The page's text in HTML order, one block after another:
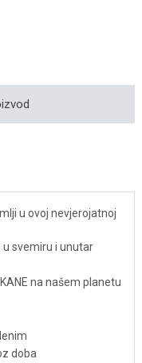
u ovoj nevjerojatnoj
svemiru i unutar
na našem planetu
doba